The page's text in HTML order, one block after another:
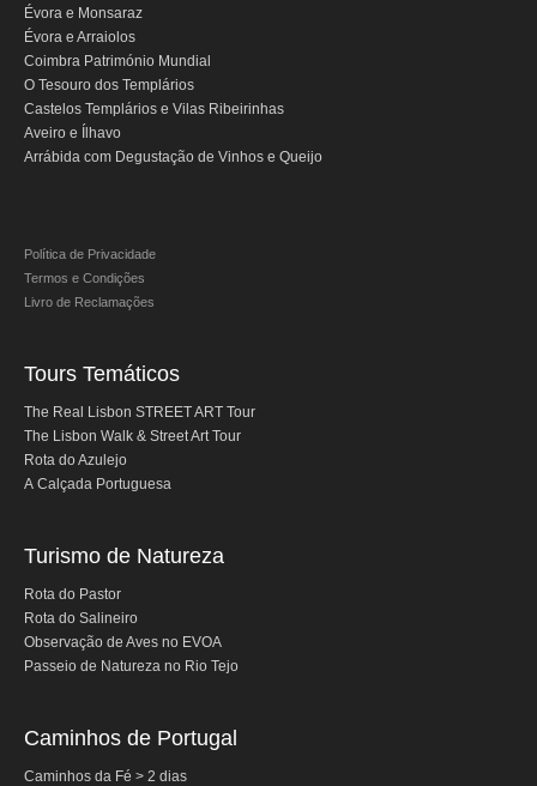
Contactos
Évora e Monsaraz
Évora e Arraiolos
Coimbra Património Mundial
O Tesouro dos Templários
Castelos Templários e Vilas Ribeirinhas
Aveiro e Ílhavo
Arrábida com Degustação de Vinhos e Queijo
Política de Privacidade
Termos e Condições
Livro de Reclamações
Tours Temáticos
The Real Lisbon STREET ART Tour
The Lisbon Walk & Street Art Tour
Rota do Azulejo
A Calçada Portuguesa
Turismo de Natureza
Rota do Pastor
Rota do Salineiro
Observação de Aves no EVOA
Passeio de Natureza no Rio Tejo
Caminhos de Portugal
Caminhos da Fé > 2 dias